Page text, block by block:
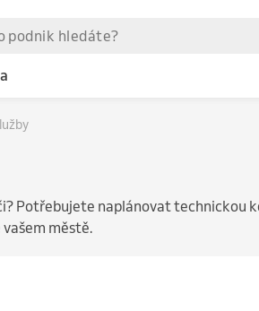
Potřebujete naplánovat technickou
městě.